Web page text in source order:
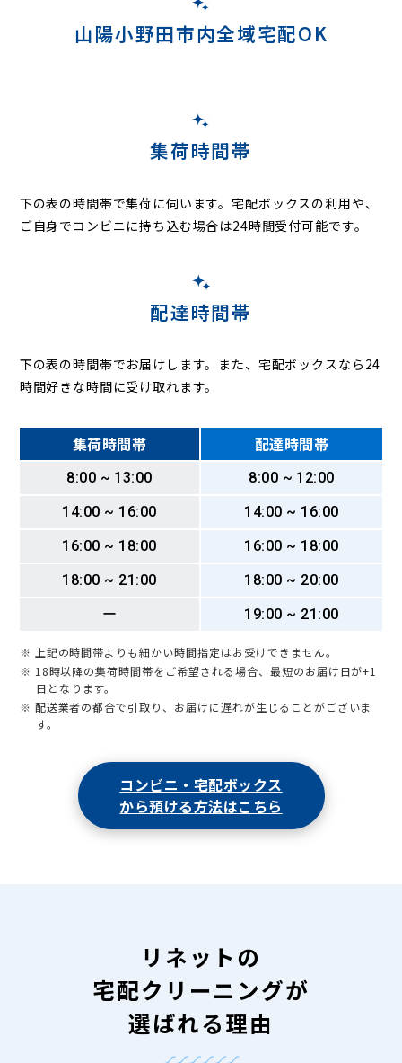
山陽小野田市内全域宅配OK
集荷時間帯
下の表の時間帯で集荷に伺います。宅配ボックスの利用や、
ご自身でコンビニに持ち込む場合は24時間受付可能です。
配達時間帯
下の表の時間帯でお届けします。また、宅配ボックスなら24
時間好きな時間に受け取れます。
集荷時間帯 配達時間帯
8:00 ~ 13:00
8:00 ~ 12:00
14:00 ~ 16:00
14:00 ~ 16:00
16:00 ~ 18:00
16:00 ~ 18:00
18:00 ~ 21:00
18:00 ~ 20:00
ー
19:00 ~ 21:00
※ 上記の時間帯よりも細かい時間指定はお受けできません。
※ 18時以降の集荷時間帯をご希望される場合、最短のお届け日が+1
日となります。
※ 配送業者の都合で引取り、お届けに遅れが生じることがございま
す。
コンビニ・宅配ボックス
から預ける方法はこちら
リネットの
宅配クリーニングが
選ばれる理由